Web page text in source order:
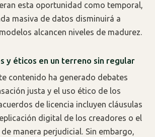
esta oportunidad como temporal,
masiva de datos disminuirá a
alcancen niveles de madurez.
y éticos en un terreno sin regular
contenido ha generado debates
justa y el uso ético de los
de licencia incluyen cláusulas
digital de los creadores o el
manera perjudicial. Sin embargo,